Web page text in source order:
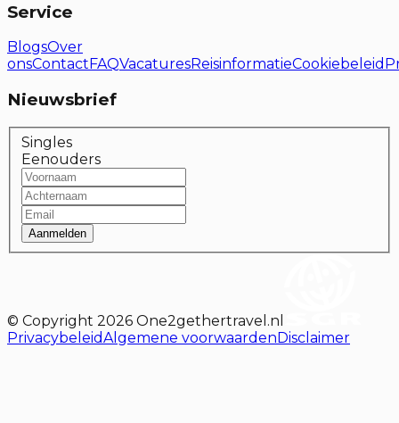
Service
BlogsOver
onsContact FAQVacaturesReisinformatieCookiebeleid
Nieuwsbrief
Singles
Eenouders
Aanmelden
© Copyright 2026 One2gethertravel.nl
PrivacybeleidAlgemene voorwaardenDisclaimer